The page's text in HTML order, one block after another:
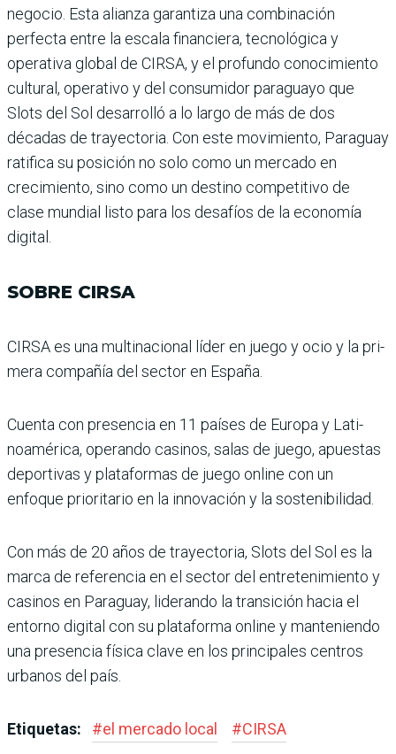
negocio. Esta alianza garantiza una com­binación
perfecta entre la escala financiera, tecnológica y
operativa global de CIRSA, y el profundo conocimiento
cultural, operativo y del con­sumidor paraguayo que
Slots del Sol desarrolló a lo largo de más de dos
décadas de trayec­toria. Con este movimiento, Paraguay
ratifica su posición no solo como un mercado en
crecimiento, sino como un destino competitivo de
clase mundial listo para los desafíos de la economía
digital.
SOBRE CIRSA
CIRSA es una multinacional líder en juego y ocio y la pri­
mera compañía del sector en España.
Cuenta con presencia en 11 países de Europa y Lati­
noamérica, operando casi­nos, salas de juego, apuestas
deportivas y plataformas de juego online con un
enfoque prioritario en la innovación y la sostenibilidad.
Con más de 20 años de trayec­toria, Slots del Sol es la
marca de referencia en el sector del entretenimiento y
casinos en Paraguay, liderando la tran­sición hacia el
entorno digi­tal con su plataforma online y manteniendo
una presencia física clave en los principales centros
urbanos del país.
Etiquetas: #el mercado local #CIRSA